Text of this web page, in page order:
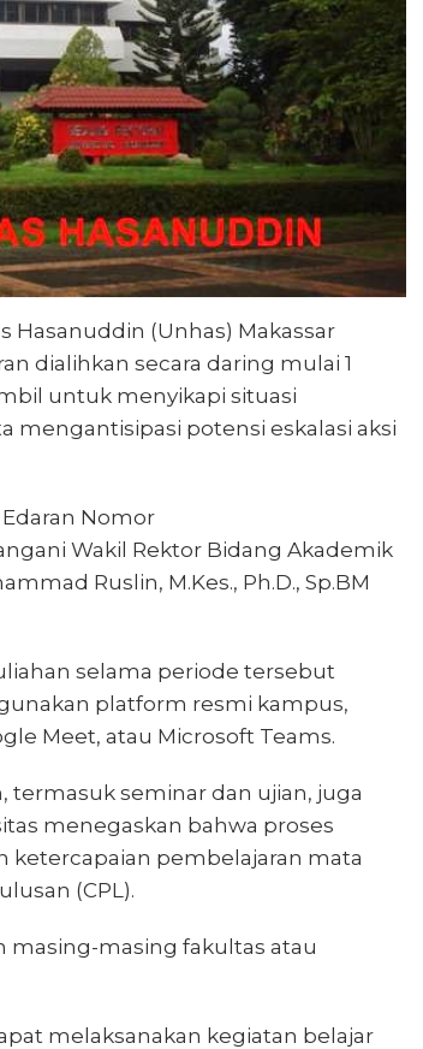
Hasanuddin (Unhas) Makassar
dialihkan secara daring mulai 1
untuk menyikapi situasi
mengantisipasi potensi eskalasi aksi
Nomor
Wakil Rektor Bidang Akademik
Ruslin, M.Kes., Ph.D., Sp.BM
selama periode tersebut
platform resmi kampus,
Meet, atau Microsoft Teams.
termasuk seminar dan ujian, juga
menegaskan bahwa proses
pembelajaran mata
(CPL).
masing-masing fakultas atau
melaksanakan kegiatan belajar